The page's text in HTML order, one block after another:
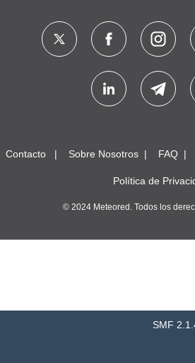
Contacto Sobre Nosotros FAQ
Política de
© 2024 Meteored. Todos los
SMF